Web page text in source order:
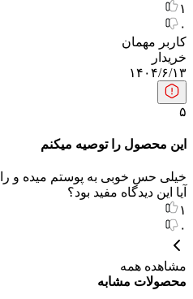
۱
۰
کاربر مهمان
خریدار
۱۴۰۴/۶/۱۳
۵
این محصول را توصیه میکنم
خیلی حس خوبی به پوستم میده و
آیا این دیدگاه مفید بود؟
۱
۰
مشاهده همه
محصولات مشابه